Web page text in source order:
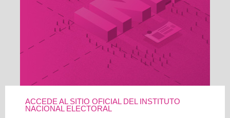
ACCEDE AL SITIO OFICIAL DEL INSTITUTO
NACIONAL ELECTORAL